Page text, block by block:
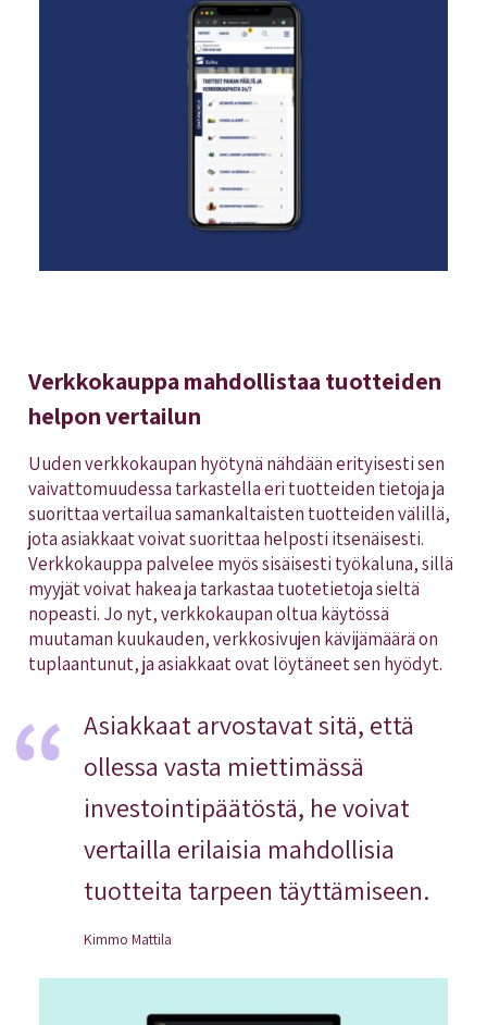
Verkkokauppa mahdollistaa tuotteiden
helpon vertailun
Uuden verkkokaupan hyötynä nähdään erityisesti sen
vaivattomuudessa tarkastella eri tuotteiden tietoja ja
suorittaa vertailua samankaltaisten tuotteiden välillä,
jota asiakkaat voivat suorittaa helposti itsenäisesti.
Verkkokauppa palvelee myös sisäisesti työkaluna, sillä
myyjät voivat hakea ja tarkastaa tuotetietoja sieltä
nopeasti. Jo nyt, verkkokaupan oltua käytössä
muutaman kuukauden, verkkosivujen kävijämäärä on
tuplaantunut, ja asiakkaat ovat löytäneet sen hyödyt.
Asiakkaat arvostavat sitä, että
ollessa vasta miettimässä
investointipäätöstä, he voivat
vertailla erilaisia mahdollisia
tuotteita tarpeen täyttämiseen.
Kimmo Mattila